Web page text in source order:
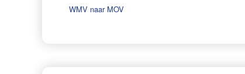
WMV naar MOV